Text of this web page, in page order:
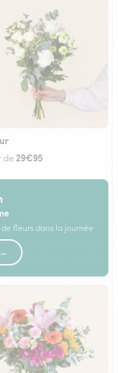
de29€95
fleurs dans la journée